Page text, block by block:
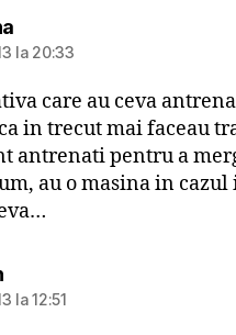
spune:
la 20:33
care au ceva
in trecut mai faceau
antrenati pentru a
au o masina in cazul
spune:
la 12:51